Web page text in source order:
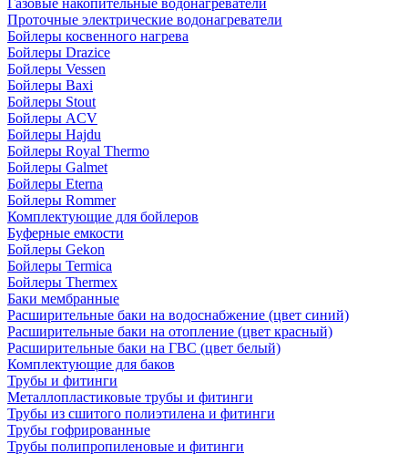
Газовые накопительные водонагреватели
Проточные электрические водонагреватели
Бойлеры косвенного нагрева
Бойлеры Drazice
Бойлеры Vessen
Бойлеры Baxi
Бойлеры Stout
Бойлеры ACV
Бойлеры Hajdu
Бойлеры Royal Thermo
Бойлеры Galmet
Бойлеры Eterna
Бойлеры Rommer
Комплектующие для бойлеров
Буферные емкости
Бойлеры Gekon
Бойлеры Termica
Бойлеры Thermex
Баки мембранные
Расширительные баки на водоснабжение (цвет синий)
Расширительные баки на отопление (цвет красный)
Расширительные баки на ГВС (цвет белый)
Комплектующие для баков
Трубы и фитинги
Металлопластиковые трубы и фитинги
Трубы из сшитого полиэтилена и фитинги
Трубы гофрированные
Трубы полипропиленовые и фитинги